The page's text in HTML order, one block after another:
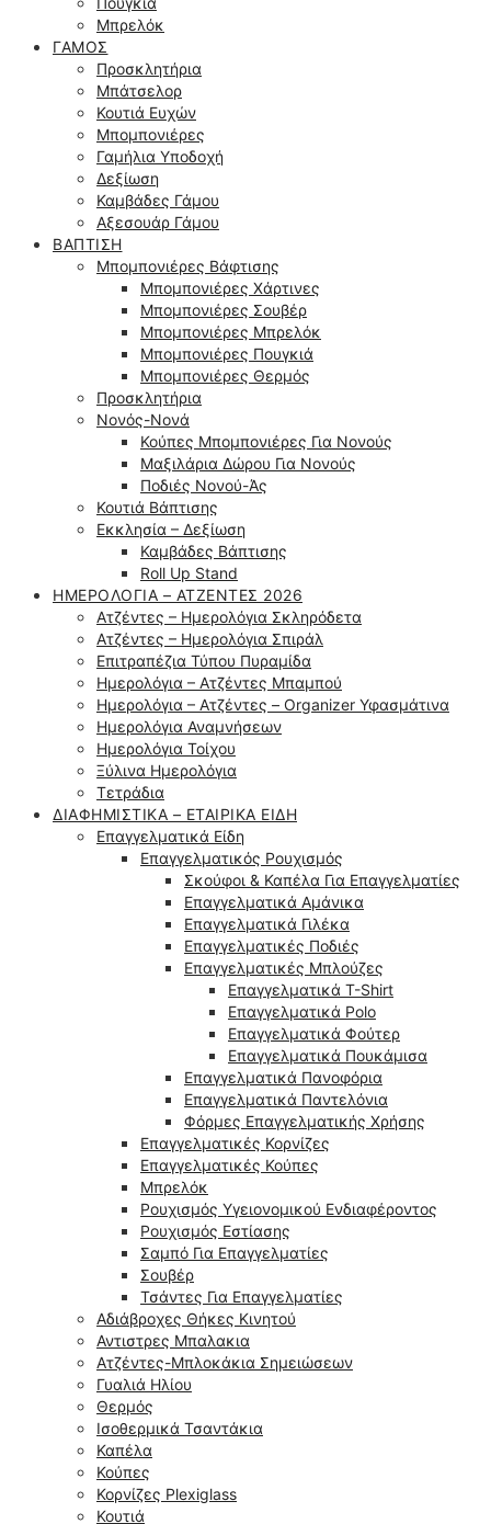
Μπρελόκ
ΓΆΜΟΣ
Προσκλητήρια
Μπάτσελορ
Κουτιά Ευχών
Μπομπονιέρες
Γαμήλια Υποδοχή
Δεξίωση
Καμβάδες Γάμου
Αξεσουάρ Γάμου
ΒΆΠΤΙΣΗ
Μπομπονιέρες Βάφτισης
Μπομπονιέρες Χάρτινες
Μπομπονιέρες Σουβέρ
Μπομπονιέρες Μπρελόκ
Μπομπονιέρες Πουγκιά
Μπομπονιέρες Θερμός
Προσκλητήρια
Νονός-Νονά
Κούπες Μπομπονιέρες Για Νονούς
Μαξιλάρια Δώρου Για Νονούς
Ποδιές Νονού-Άς
Κουτιά Βάπτισης
Εκκλησία – Δεξίωση
Καμβάδες Βάπτισης
Roll Up Stand
ΗΜΕΡΟΛΌΓΙΑ – ΑΤΖΈΝΤΕΣ 2026
Ατζέντες – Ημερολόγια Σκληρόδετα
Ατζέντες – Ημερολόγια Σπιράλ
Επιτραπέζια Τύπου Πυραμίδα
Ημερολόγια – Ατζέντες Μπαμπού
Ημερολόγια – Ατζέντες – Organizer Υφασμάτινα
Ημερολόγια Αναμνήσεων
Ημερολόγια Τοίχου
Ξύλινα Ημερολόγια
Τετράδια
ΔΙΑΦΗΜΙΣΤΙΚΆ – ΕΤΑΙΡΙΚΆ ΕΊΔΗ
Επαγγελματικά Είδη
Επαγγελματικός Ρουχισμός
Σκούφοι & Καπέλα Για Επαγγελματίες
Επαγγελματικά Αμάνικα
Επαγγελματικά Γιλέκα
Επαγγελματικές Ποδιές
Επαγγελματικές Μπλούζες
Επαγγελματικά T-Shirt
Επαγγελματικά Polo
Επαγγελματικά Φούτερ
Επαγγελματικά Πουκάμισα
Επαγγελματικά Πανοφόρια
Επαγγελματικά Παντελόνια
Φόρμες Επαγγελματικής Χρήσης
Επαγγελματικές Κορνίζες
Επαγγελματικές Κούπες
Μπρελόκ
Ρουχισμός Υγειονομικού Ενδιαφέροντος
Ρουχισμός Εστίασης
Σαμπό Για Επαγγελματίες
Σουβέρ
Τσάντες Για Επαγγελματίες
Αδιάβροχες Θήκες Κινητού
Αντιστρες Μπαλακια
Ατζέντες-Μπλοκάκια Σημειώσεων
Γυαλιά Ηλίου
Θερμός
Ισοθερμικά Τσαντάκια
Καπέλα
Κούπες
Κορνίζες Plexiglass
Κουτιά